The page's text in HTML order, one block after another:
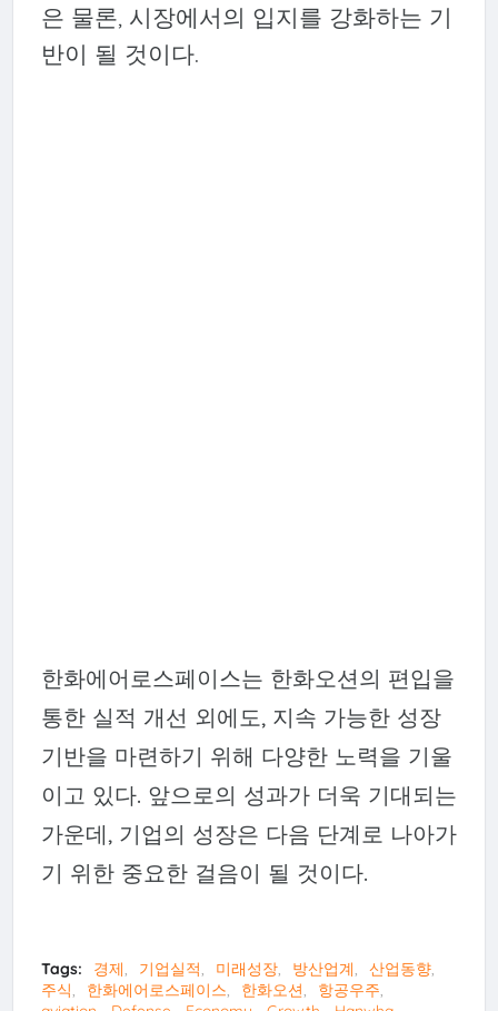
은 물론, 시장에서의 입지를 강화하는 기
반이 될 것이다.
한화에어로스페이스는 한화오션의 편입을
통한 실적 개선 외에도, 지속 가능한 성장
기반을 마련하기 위해 다양한 노력을 기울
이고 있다. 앞으로의 성과가 더욱 기대되는
가운데, 기업의 성장은 다음 단계로 나아가
기 위한 중요한 걸음이 될 것이다.
Tags: 경제 기업실적 미래성장 방산업계
산업동향
주식
한화에어로스페이스 한화오션
항공우주